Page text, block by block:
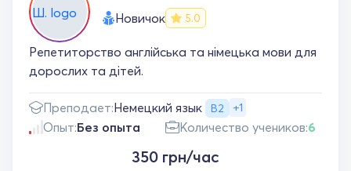
Новичок 5.0
Репетиторство англійська та німецька мови для
дорослих та дітей.
Преподает:Немецкий язык B2 +1
Опыт:Без опыта Количество учеников:6
350 грн/час